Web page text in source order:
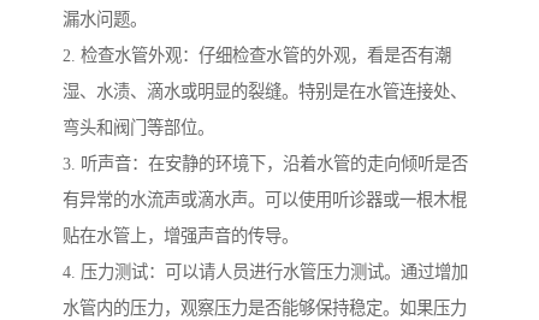
漏水问题。
2. 检查水管外观：仔细检查水管的外观，看是否有潮
湿、水渍、滴水或明显的裂缝。特别是在水管连接处、
弯头和阀门等部位。
3. 听声音：在安静的环境下，沿着水管的走向倾听是否
有异常的水流声或滴水声。可以使用听诊器或一根木棍
贴在水管上，增强声音的传导。
4. 压力测试：可以请人员进行水管压力测试。通过增加
水管内的压力，观察压力是否能够保持稳定。如果压力